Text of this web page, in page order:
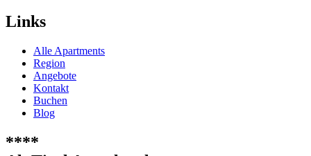
Links
Alle Apartments
Region
Angebote
Kontakt
Buchen
Blog
****